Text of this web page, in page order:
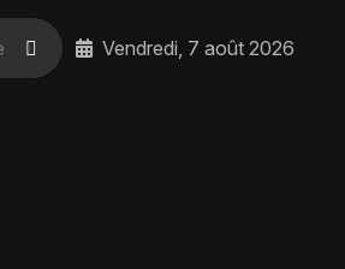
Vendredi, 7 août 2026